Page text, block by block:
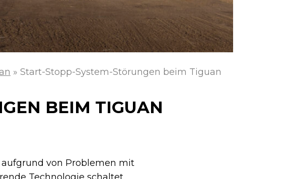
» Start-Stopp-System-Störungen beim Tiguan
BEIM TIGUAN
von Problemen mit